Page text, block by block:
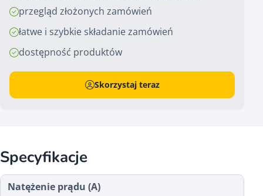
przegląd złożonych zamówień
łatwe i szybkie składanie zamówień
dostępność produktów
Skorzystaj teraz
Specyfikacje
Natężenie prądu (A)